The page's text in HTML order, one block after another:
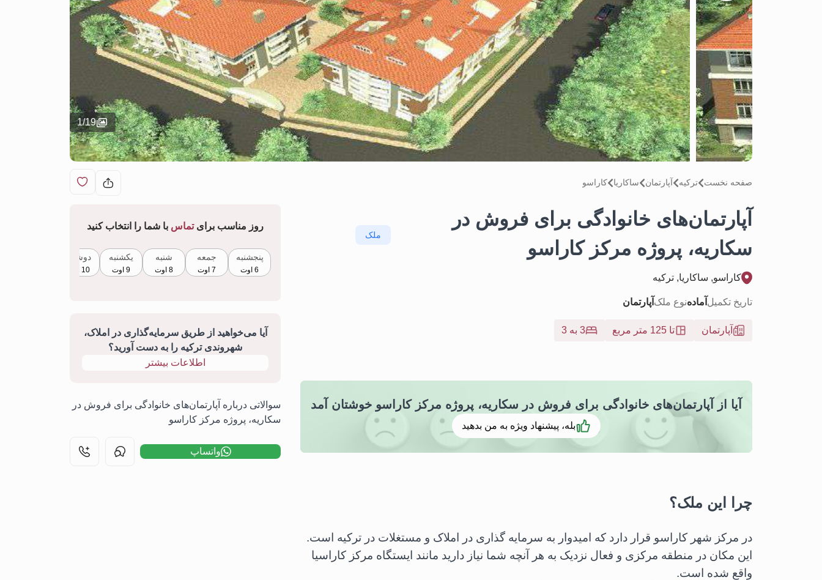
1/19
صفحه نخست تركيه آپارتمان ساکاریا كاراسو
آپارتمان‌های خانوادگی برای فروش در
سکاریه، پروژه مرکز کاراسو
ملک
كاراسو, ساکاریا, تركيه
تاریخ تکمیل آمادهنوع ملک آپارتمان
آپارتمان تا 125 متر مربع 3 به 3
آیا از آپارتمان‌های خانوادگی برای فروش در سکاریه، پروژه مرکز کاراسو خوشتان آمد
بله، پیشنهاد ویژه به من بدهید
چرا این ملک؟
در مرکز شهر کاراسو قرار دارد که امیدوار به سرمایه گذاری در املاک و مستغلات در ترکیه است.
این مکان در منطقه مرکزی و فعال نزدیک به هر آنچه شما نیاز دارید مانند ایستگاه مرکز کاراسیا
واقع شده است.
روز مناسب برایتماس با شما را انتخاب کنید
پنجشنبه
6 اوت
جمعه
7 اوت
شنبه
8 اوت
یکشنبه
9 اوت
دوشنبه
10 اوت
آیا می‌خواهید از طریق سرمایه‌گذاری در املاک،
شهروندی ترکیه را به دست آورید؟
اطلاعات بیشتر
سوالاتی درباره آپارتمان‌های خانوادگی برای فروش در
سکاریه، پروژه مرکز کاراسو
واتساپ